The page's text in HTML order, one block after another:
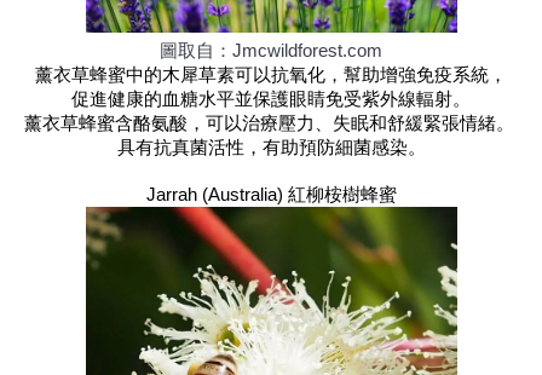
圖取自：Jmcwildforest.com
薰衣草蜂蜜中的木犀草素可以抗氧化，幫助增強免疫系統，
促進健康的血糖水平並保護眼睛免受紫外線輻射。
薰衣草蜂蜜含酪氨酸，可以治療壓力、失眠和舒緩緊張情緒。
具有抗真菌活性，有助預防細菌感染。
Jarrah (Australia) 紅柳桉樹蜂蜜